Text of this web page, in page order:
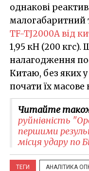
однакові
малогабаритний
TF-TJ2000A від
1,95 кН (200 кгс).
налагодження
Китаю, без яких
почати їх
Читайте
руйнівність
першими
місця удару по
ТЕГИ АНАЛІТИКА